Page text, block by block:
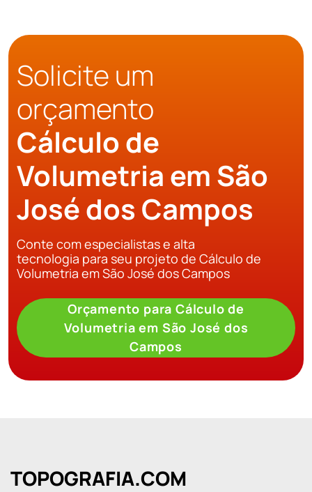
Solicite um
orçamento
Cálculo de
Volumetria em São
José dos Campos
Conte com especialistas e alta
tecnologia para seu projeto de Cálculo de
Volumetria em São José dos Campos
Orçamento para Cálculo de
Volumetria em São José dos
Campos
TOPOGRAFIA.COM